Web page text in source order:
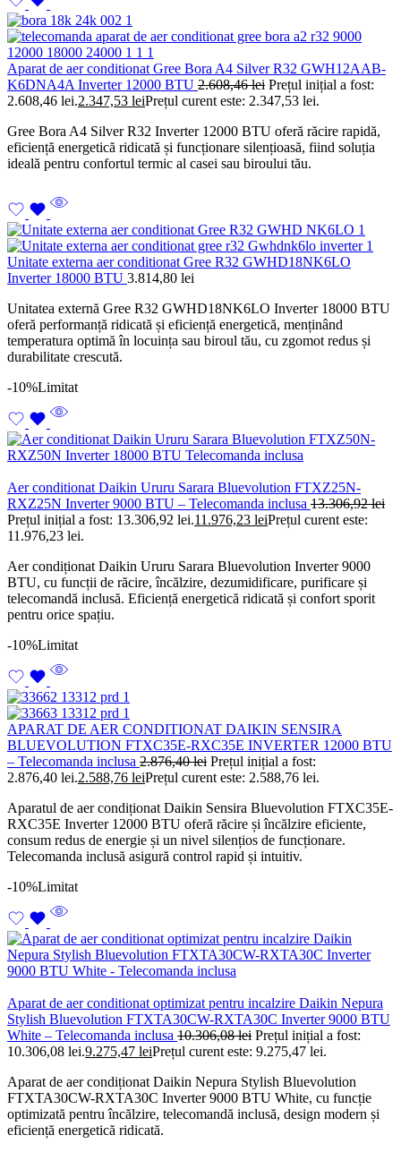
Aparat de aer conditionat Gree Bora A4 Silver R32 GWH12AAB-
K6DNA4A Inverter 12000 BTU 2.608,46lei Prețul inițial a fost:
2.608,46 lei.2.347,53 leiPrețul curent este: 2.347,53 lei.
Gree Bora A4 Silver R32 Inverter 12000 BTU oferă răcire rapidă,
eficiență energetică ridicată și funcționare silențioasă, fiind soluția
ideală pentru confortul termic al casei sau biroului tău.
Unitate externa aer conditionat Gree R32 GWHD18NK6LO
Inverter 18000 BTU 3.814,80 lei
Unitatea externă Gree R32 GWHD18NK6LO Inverter 18000 BTU
oferă performanță ridicată și eficiență energetică, menținând
temperatura optimă în locuința sau biroul tău, cu zgomot redus și
durabilitate crescută.
-10%Limitat
Aer conditionat Daikin Ururu Sarara Bluevolution FTXZ25N-
RXZ25N Inverter 9000 BTU – Telecomanda inclusa 13.306,92lei
Prețul inițial a fost: 13.306,92 lei.11.976,23 leiPrețul curent este:
11.976,23 lei.
Aer condiționat Daikin Ururu Sarara Bluevolution Inverter 9000
BTU, cu funcții de răcire, încălzire, dezumidificare, purificare și
telecomandă inclusă. Eficiență energetică ridicată și confort sporit
pentru orice spațiu.
-10%Limitat
APARAT DE AER CONDITIONAT DAIKIN SENSIRA
BLUEVOLUTION FTXC35E-RXC35E INVERTER 12000 BTU
– Telecomanda inclusa 2.876,40lei Prețul inițial a fost:
2.876,40 lei.2.588,76 leiPrețul curent este: 2.588,76 lei.
Aparatul de aer condiționat Daikin Sensira Bluevolution FTXC35E-
RXC35E Inverter 12000 BTU oferă răcire și încălzire eficiente,
consum redus de energie și un nivel silențios de funcționare.
Telecomanda inclusă asigură control rapid și intuitiv.
-10%Limitat
Aparat de aer conditionat optimizat pentru incalzire Daikin Nepura
Stylish Bluevolution FTXTA30CW-RXTA30C Inverter 9000 BTU
White – Telecomanda inclusa 10.306,08lei Prețul inițial a fost:
10.306,08 lei.9.275,47 leiPrețul curent este: 9.275,47 lei.
Aparat de aer condiționat Daikin Nepura Stylish Bluevolution
FTXTA30CW-RXTA30C Inverter 9000 BTU White, cu funcție
optimizată pentru încălzire, telecomandă inclusă, design modern și
eficiență energetică ridicată.